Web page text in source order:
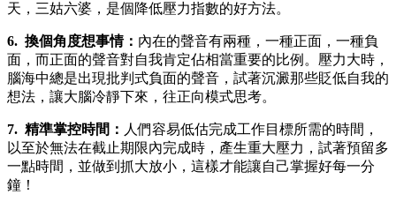
天，三姑六婆，是個降低壓力指數的好方法。
6. 換個角度想事情： 內在的聲音有兩種，一種正面，一種負
面，而正面的聲音對自我肯定佔相當重要的比例。壓力大時，
腦海中總是出現批判式負面的聲音，試著沉澱那些貶低自我的
想法，讓大腦冷靜下來，往正向模式思考。
7. 精準掌控時間： 人們容易低估完成工作目標所需的時間，
以至於無法在截止期限內完成時，產生重大壓力，試著預留多
一點時間，並做到抓大放小，這樣才能讓自己掌握好每一分
鐘！